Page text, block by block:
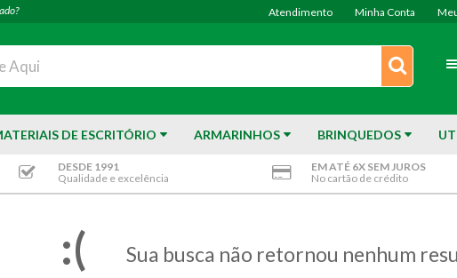
Atendimento Minha Conta
DE ESCRITÓRIO ARMARINHOS BRINQUEDOS
DESDE 1991
Qualidade e excelência
EM ATÉ 6X SEM JUROS
No cartão de crédito
:( Sua busca não retornou nenhum